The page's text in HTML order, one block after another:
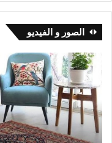
الصور و الفیدیو
ل
ق
ا
ء
م
ع
ن